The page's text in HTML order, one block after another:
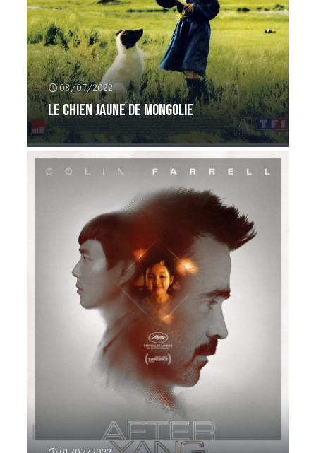
08/07/2022
Le Chien jaune de Mongolie